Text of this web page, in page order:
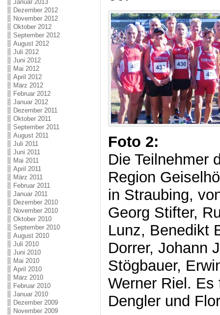
Januar 2013
Dezember 2012
November 2012
Oktober 2012
September 2012
August 2012
Juli 2012
Juni 2012
Mai 2012
April 2012
März 2012
Februar 2012
Januar 2012
Dezember 2011
Oktober 2011
September 2011
August 2011
Juli 2011
Juni 2011
Mai 2011
April 2011
März 2011
Februar 2011
Januar 2011
Dezember 2010
November 2010
Oktober 2010
September 2010
August 2010
Juli 2010
Juni 2010
Mai 2010
April 2010
März 2010
Februar 2010
Januar 2010
Dezember 2009
November 2009
Foto 2:
Die Teilnehmer
Region
in Straubing,
Georg Stifter,
Lunz, Benedikt
Dorrer, Johann
Stögbauer,
Werner Riel. Es
Dengler und